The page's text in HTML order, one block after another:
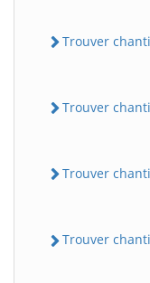
Trouver
Trouver
Trouver
Trouver